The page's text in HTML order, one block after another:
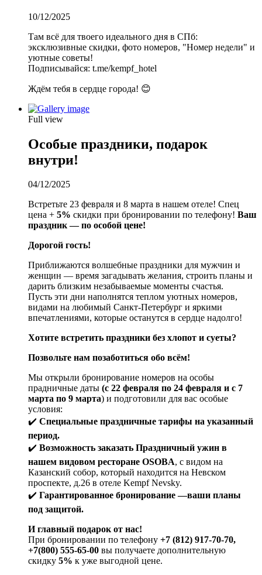
10/12/2025
Там всё для твоего идеального дня в СПб:
эксклюзивные скидки, фото номеров, "Номер недели" и
уютные советы!
Подписывайся: t.me/kempf_hotel
Ждём тебя в сердце города! 😊
Full view
Особые праздники, подарок
внутри!
04/12/2025
Встретьте 23 февраля и 8 марта в нашем отеле! Спец
цена + 5% скидки при бронировании по телефону! Ваш
праздник — по особой цене!
Дорогой гость!
Приближаются волшебные праздники для мужчин и
женщин — время загадывать желания, строить планы и
дарить близким незабываемые моменты счастья.
Пусть эти дни наполнятся теплом уютных номеров,
видами на любимый Санкт-Петербург и яркими
впечатлениями, которые останутся в сердце надолго!
Хотите встретить праздники без хлопот и суеты?
Позвольте нам позаботиться обо всём!
Мы открыли бронирование номеров на особы
прадничные даты (с 22 февраля по 24 февраля и с 7
марта по 9 марта) и подготовили для вас особые
условия:
✔️ Специальные праздничные тарифы на указанный
период.
✔️ Возможность заказать Праздничный ужин в
нашем видовом ресторане OSOBA, с видом на
Казанский собор, который находится на Невском
проспекте, д.26 в отеле Kempf Nevsky.
✔️ Гарантированное бронирование —ваши планы
под защитой.
И главный подарок от нас!
При бронировании по телефону +7 (812) 917-70-70,
+7(800) 555-65-00 вы получаете дополнительную
скидку 5% к уже выгодной цене.